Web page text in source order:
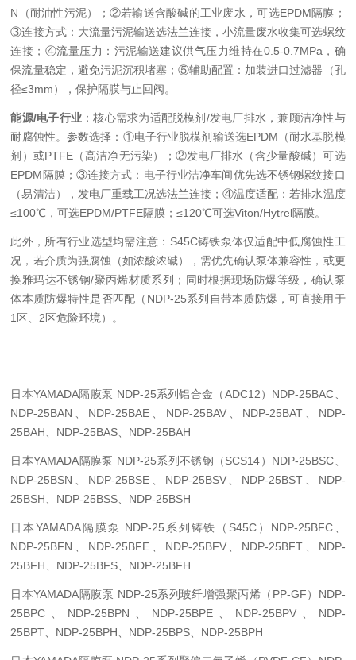
N（耐油性污泥）；②若输送含酸碱的工业废水，可选EPDM隔膜；
③连接方式：大流量污泥输送选法兰连接，小流量废水收集可选螺纹
连接；④流量压力：污泥输送建议供气压力维持在0.5-0.7MPa，确
保流量稳定，避免污泥沉积堵塞；⑤辅助配置：加装进口过滤器（孔
径≤3mm），保护隔膜与止回阀。
能源/电子行业 ：核心需求为适配脱模剂/发电厂排水，兼顾洁净性与
耐腐蚀性。参数选择：①电子行业脱模剂输送选EPDM（耐水基脱模
剂）或PTFE（高洁净无污染）；②发电厂排水（含少量酸碱）可选
EPDM隔膜；③连接方式：电子行业洁净车间优先选不锈钢螺纹接口
（易清洁），发电厂重载工况选法兰连接；④温度适配：若排水温度
≤100℃，可选EPDM/PTFE隔膜；≤120℃可选Viton/Hytrel隔膜。
此外，所有行业选型均需注意：S45C铸铁泵体仅适配中低腐蚀性工
况，若介质为强腐蚀（如浓酸浓碱），需优先确认泵体兼容性，或更
换雅玛达不锈钢/聚丙烯材质系列；同时根据现场防爆等级，确认泵
体本质防爆特性是否匹配（NDP-25系列自带本质防爆，可直接用于
1区、2区危险环境）。
日本YAMADA隔膜泵 NDP-25系列铝合金（ADC12）NDP-25BAC、
NDP-25BAN、NDP-25BAE、NDP-25BAV、NDP-25BAT、NDP-
25BAH、NDP-25BAS、NDP-25BAH
日本YAMADA隔膜泵 NDP-25系列不锈钢（SCS14）NDP-25BSC、
NDP-25BSN、NDP-25BSE、NDP-25BSV、NDP-25BST、NDP-
25BSH、NDP-25BSS、NDP-25BSH
日本YAMADA隔膜泵 NDP-25系列铸铁（S45C）NDP-25BFC、
NDP-25BFN、NDP-25BFE、NDP-25BFV、NDP-25BFT、NDP-
25BFH、NDP-25BFS、NDP-25BFH
日本YAMADA隔膜泵 NDP-25系列玻纤增强聚丙烯（PP-GF）NDP-
25BPC、NDP-25BPN、NDP-25BPE、NDP-25BPV、NDP-
25BPT、NDP-25BPH、NDP-25BPS、NDP-25BPH